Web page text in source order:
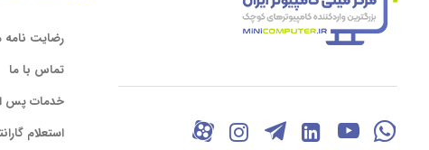
رضایت نامه
تماس با ما
خدمات پس
استعلام